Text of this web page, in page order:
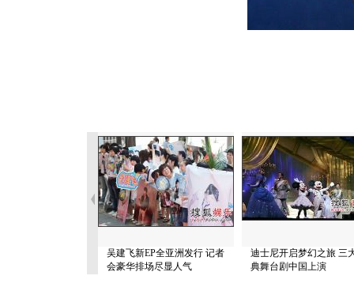
吴建飞新EP全亚洲发行 记者
会豪华排场尽显人气
迪士尼开启梦幻之旅 三
典舞台剧中国上演